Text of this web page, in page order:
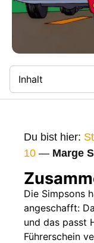
Inhalt
Gags
Gaststars
Fakten
Sendetermine
Nächste /
Du bist hier:
10 — Marge
Die Simpsons
angeschafft:
und das passt
Führerschein